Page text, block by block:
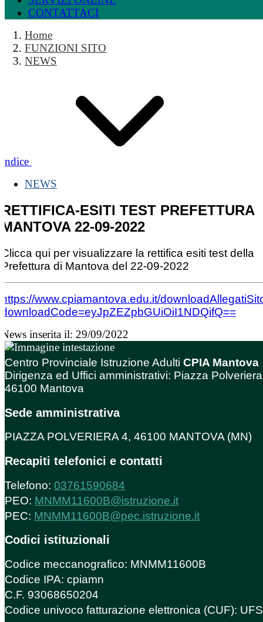
CONTATTACI
Home
FUNZIONI SITO
NEWS
Indice
NEWS
RETTIFICA-ESITI TEST PREFETTURA
MANTOVA 22-09-2022
Clicca qui per visualizzare la rettifica esiti test della
Prefettura di Mantova del 22-09-2022
https://www.cpiamantova.edu.it/
downloadCode=eyJpZEZpbGUiOiI1NDQifQ==
News inserita il: 29/09/2022
Centro Provinciale Istruzione Adulti CPIA Mantova
Dirigenza ed Uffici amministrativi: Piazza
46100 Mantova
Sede amministrativa
PIAZZA POLVERIERA 4, 46100 MANTOVA (MN)
Recapiti telefonici e contatti
Telefono: 03761590684
PEO: MNMM11600B@istruzione.it
PEC: MNMM11600B@pec.istruzione.it
Codici istituzionali
Codice meccanografico: MNMM11600B
Codice IPA: cpiamn
C.F. 93068650204
Codice univoco fatturazione elettronica (CUF):